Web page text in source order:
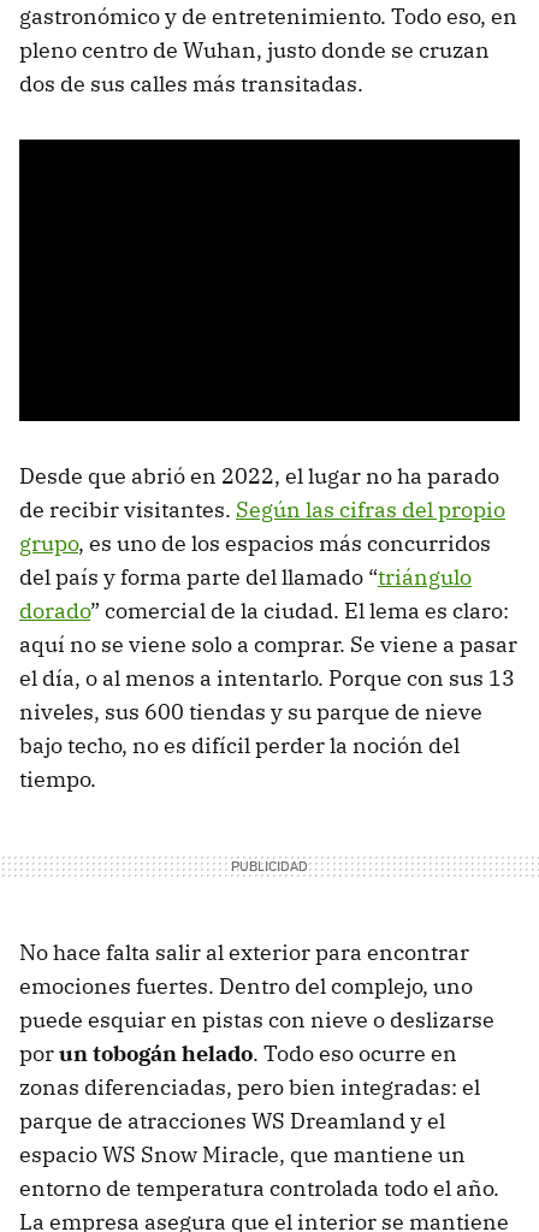
gastronómico y de entretenimiento. Todo eso, en
pleno centro de Wuhan, justo donde se cruzan
dos de sus calles más transitadas.
Desde que abrió en 2022, el lugar no ha parado
de recibir visitantes. Según las cifras del propio
grupo, es uno de los espacios más concurridos
del país y forma parte del llamado “triángulo
dorado” comercial de la ciudad. El lema es claro:
aquí no se viene solo a comprar. Se viene a pasar
el día, o al menos a intentarlo. Porque con sus 13
niveles, sus 600 tiendas y su parque de nieve
bajo techo, no es difícil perder la noción del
tiempo.
No hace falta salir al exterior para encontrar
emociones fuertes. Dentro del complejo, uno
puede esquiar en pistas con nieve o deslizarse
porun tobogán helado. Todo eso ocurre en
zonas diferenciadas, pero bien integradas: el
parque de atracciones WS Dreamland y el
espacio WS Snow Miracle, que mantiene un
entorno de temperatura controlada todo el año.
La empresa asegura que el interior se mantiene